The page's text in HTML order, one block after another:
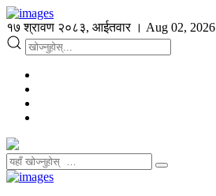
१७ श्रावण २०८३, आईतवार । Aug 02, 2026